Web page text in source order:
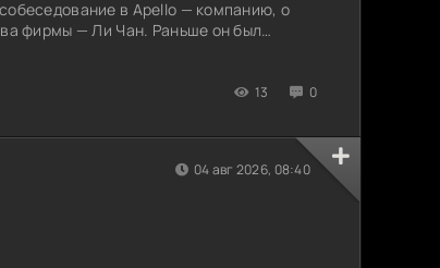
в Apello — компанию, о
фирмы — Ли Чан. Раньше он был
интервью.
13 0
04 авг 2026, 08:40